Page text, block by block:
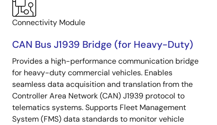
Connectivity Module
CAN Bus J1939 Bridge (for Heavy-Duty)
Provides a high-performance communication bridge
for heavy-duty commercial vehicles. Enables
seamless data acquisition and translation from the
Controller Area Network (CAN) J1939 protocol to
telematics systems. Supports Fleet Management
System (FMS) data standards to monitor vehicle